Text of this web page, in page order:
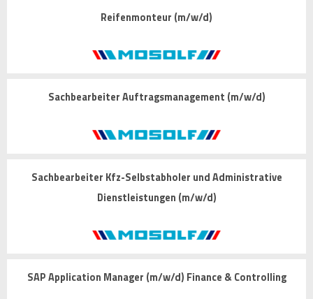
Reifenmonteur (m/w/d)
Sachbearbeiter Auftragsmanagement (m/w/d)
Sachbearbeiter Kfz-Selbstabholer und Administrative
Dienstleistungen (m/w/d)
SAP Application Manager (m/w/d) Finance & Controlling